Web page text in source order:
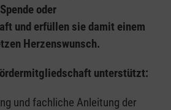
oder
und erfüllen sie damit einem
Herzenswunsch.
unterstützt:
und fachliche Anleitung der